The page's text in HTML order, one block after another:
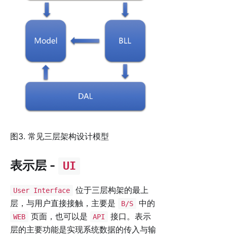
图3. 常见三层架构设计模型
表示层 - UI
User Interface
位于三层构架的最上
层，与用户直接接触，主要是
B/S 中的
WEB 页面，也可以是 API
接口。表示
层的主要功能是实现系统数据的传入与输